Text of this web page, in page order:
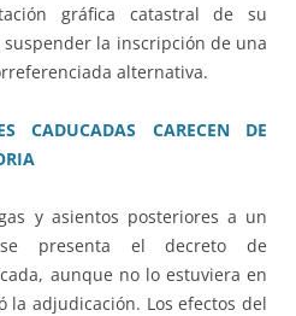
gráfica catastral de su
la inscripción de una
alternativa.
CADUCADAS CARECEN DE
y asientos posteriores a un
presenta el decreto de
aunque no lo estuviera en
la adjudicación. Los efectos del